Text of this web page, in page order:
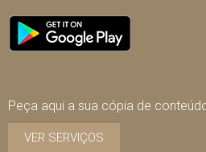
Peça aqui a sua cópia de
VER SERVIÇOS